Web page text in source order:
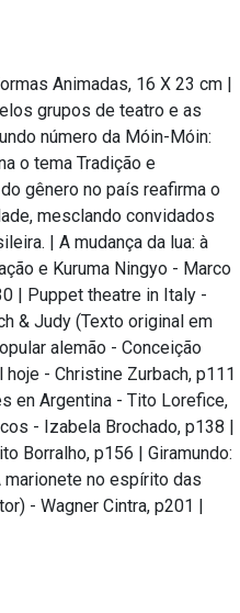
Animadas, 16 X 23 cm |
grupos de teatro e as
número da Móin-Móin:
o tema Tradição e
gênero no país reafirma o
mesclando convidados
| A mudança da lua: à
e Kuruma Ningyo - Marco
| Puppet theatre in Italy -
& Judy (Texto original em
alemão - Conceição
- Christine Zurbach, p111
en Argentina - Tito Lorefice,
- Izabela Brochado, p138 |
Borralho, p156 | Giramundo:
marionete no espírito das
- Wagner Cintra, p201 |